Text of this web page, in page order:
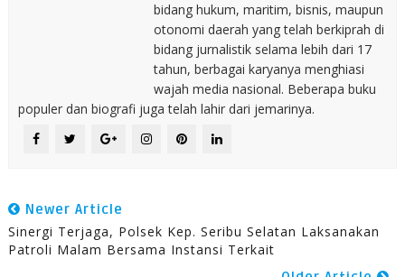
bidang hukum, maritim, bisnis, maupun
otonomi daerah yang telah berkiprah di
bidang jurnalistik selama lebih dari 17
tahun, berbagai karyanya menghiasi
wajah media nasional. Beberapa buku
populer dan biografi juga telah lahir dari jemarinya.
Newer Article
Sinergi Terjaga, Polsek Kep. Seribu Selatan Laksanakan
Patroli Malam Bersama Instansi Terkait